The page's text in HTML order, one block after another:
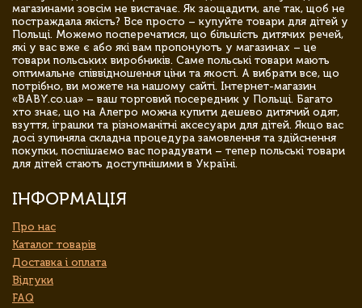
магазинами зовсім не вистачає. Як заощадити, але так, щоб не
постраждала якість? Все просто – купуйте товари для дітей у
Польщі. Можемо посперечатися, що більшість дитячих речей,
які у вас вже є або які вам пропонують у магазинах – це
товари польських виробників. Саме польські товари мають
оптимальне співвідношення ціни та якості. А вибрати все, що
потрібно, ви можете на нашому сайті. Інтернет-магазин
«BABY.co.ua» – ваш торговий посередник у Польщі. Багато
хто знає, що на Алегро можна купити дешево дитячий одяг,
взуття, іграшки та різноманітні аксесуари для дітей. Якщо вас
досі зупиняла складна процедура замовлення та здійснення
покупки, поспішаємо вас порадувати – тепер польські товари
для дітей стають доступнішими в Україні.
ІНФОРМАЦІЯ
Про нас
Каталог товарів
Доставка і оплата
Відгуки
FAQ